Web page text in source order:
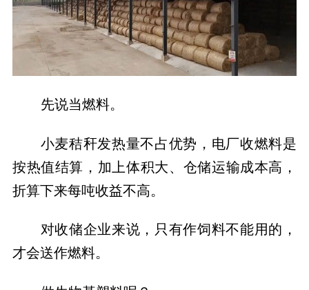
先说当燃料。
小麦秸秆发热量不占优势，电厂收燃料是
按热值结算，加上体积大、仓储运输成本高，
折算下来每吨收益不高。
对收储企业来说，只有作饲料不能用的，
才会送作燃料。